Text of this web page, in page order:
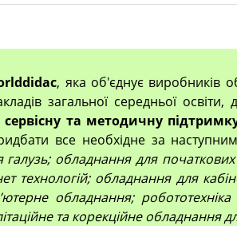
, яка об'єднує виробників
загальної середньої освіти,
та методичну
все необхідне за
галузь; обладнання для
технологій; обладнання для
обладнання; робототехніка
та корекційне обладнання